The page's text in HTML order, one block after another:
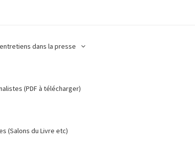
dans la presse
(PDF à télécharger)
(Salons du Livre etc)